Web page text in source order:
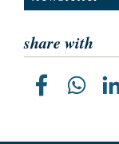
share with